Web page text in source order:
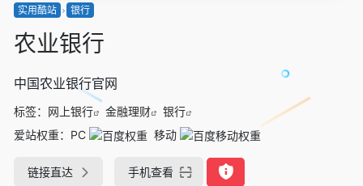
实用酷站 银行
农业银行
中国农业银行官网
标签： 网上银行 金融理财
银行
爱站权重： PC 移动
链接直达 手机查看